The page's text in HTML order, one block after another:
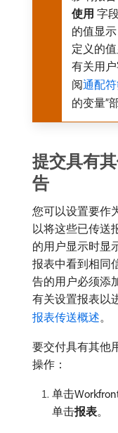
使用 字
的值显
定义的值
有关用
阅通配
的变量”
提交具有
告
您可以设置要作
以将这些已传送
的用户显示时显
报表中看到相同
告的用户必须添
有关设置报表以
报表传送概述。
要交付具有其他
操作：
单击
单击​报表。